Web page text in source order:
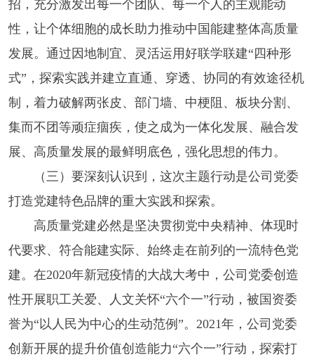
招，充分激发出每一个团队、每一个人的主观能动
性，让个体细胞的成长助力推动中国能建整体高质量
发展。通过因地制宜、灵活运用好联学联建“四种形
式”，探索实践并建立直通、穿透、协同的有效途径机
制，着力破解两张皮、部门墙、中梗阻、板块分割、
集而不团等顽症痼疾，使之成为一体化发展、融合发
展、高质量发展的最鲜明底色，强化思想的伟力。
（三）要深刻认识到，这次主题行动是公司党委
打造党建特色品牌的重大实践和探索。
高质量党建必然是坚决贯彻党中央精神、体现时
代要求、符合能建实际、始终走在前列的一流特色党
建。在2020年新冠疫情的大战大考中，公司党委创造
性开展职工关爱、人文关怀“六个一”行动，被国资委
誉为“以人民为中心的生动范例”。2021年，公司党委
创新开展的提升价值创造能力“六个一”行动，探索打